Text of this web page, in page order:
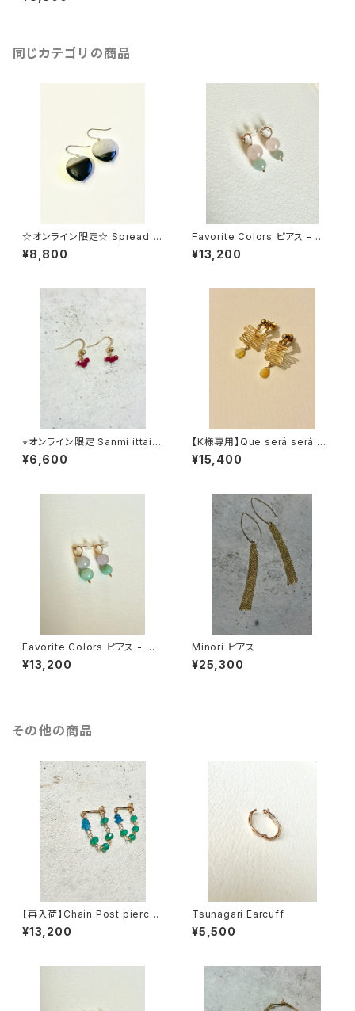
同じカテゴリの商品
☆オンライン限定☆ Spread Y
our Love - pierced earring
¥8,800
Favorite Colors ピアス - 翡
翠(pink x gray)
¥13,200
⭐︎オンライン限定 Sanmi ittai
ピアス
¥6,600
【K様専用】Que será será ea
rring - opal
¥15,400
Favorite Colors ピアス - 翡
翠(gray x mint green)
¥13,200
Minori ピアス
¥25,300
その他の商品
【再入荷】Chain Post pierce
d earring - ネオンブルーアパ
タイトxグリーンオニキス
¥13,200
Tsunagari Earcuff
¥5,500